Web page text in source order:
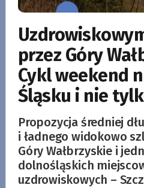
przez Góry
Cykl weekend
Śląsku i nie
Propozycja średniej
i ładnego widokowo
Góry Wałbrzyskie i
dolnośląskich
uzdrowiskowych –